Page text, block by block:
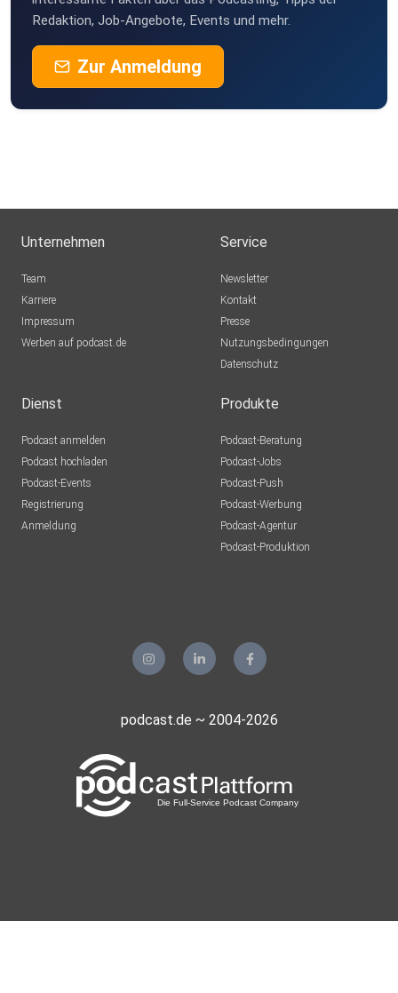
Redaktion, Job-Angebote, Events und mehr.
Zur Anmeldung
Unternehmen
Team
Karriere
Impressum
Werben auf podcast.de
Service
Newsletter
Kontakt
Presse
Nutzungsbedingungen
Datenschutz
Dienst
Podcast anmelden
Podcast hochladen
Podcast-Events
Registrierung
Anmeldung
Produkte
Podcast-Beratung
Podcast-Jobs
Podcast-Push
Podcast-Werbung
Podcast-Agentur
Podcast-Produktion
podcast.de ~ 2004-2026